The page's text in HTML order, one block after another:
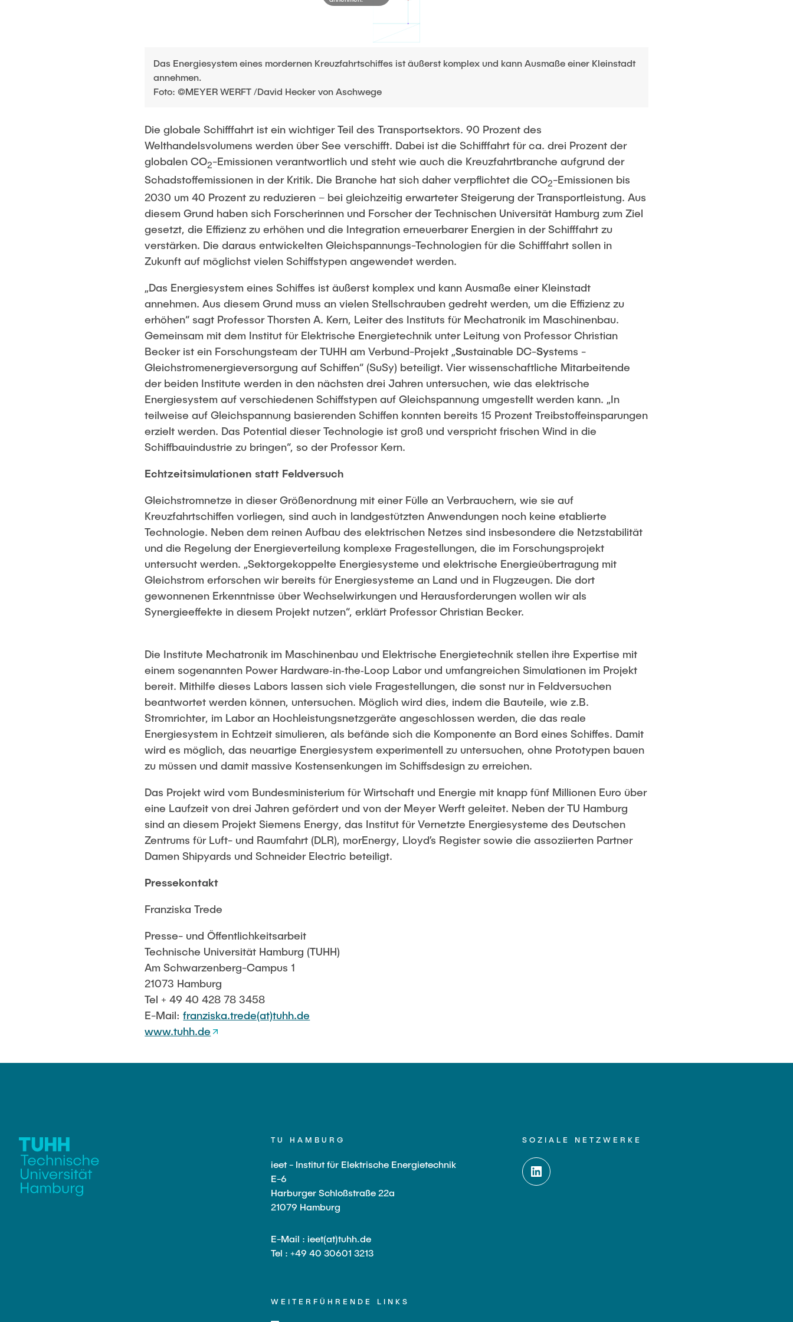
Das Energiesystem eines mordernen Kreuzfahrtschiffes ist äußerst komplex und kann Ausmaße einer Kleinstadt
annehmen.
Foto: ©MEYER WERFT /David Hecker von Aschwege
Die globale Schifffahrt ist ein wichtiger Teil des Transportsektors. 90 Prozent des
Welthandelsvolumens werden über See verschifft. Dabei ist die Schifffahrt für ca. drei Prozent der
globalen CO2-Emissionen verantwortlich und steht wie auch die Kreuzfahrtbranche aufgrund der
Schadstoffemissionen in der Kritik. Die Branche hat sich daher verpflichtet die CO2-Emissionen bis
2030 um 40 Prozent zu reduzieren – bei gleichzeitig erwarteter Steigerung der Transportleistung. Aus
diesem Grund haben sich Forscherinnen und Forscher der Technischen Universität Hamburg zum Ziel
gesetzt, die Effizienz zu erhöhen und die Integration erneuerbarer Energien in der Schifffahrt zu
verstärken. Die daraus entwickelten Gleichspannungs-Technologien für die Schifffahrt sollen in
Zukunft auf möglichst vielen Schiffstypen angewendet werden.
„Das Energiesystem eines Schiffes ist äußerst komplex und kann Ausmaße einer Kleinstadt
annehmen. Aus diesem Grund muss an vielen Stellschrauben gedreht werden, um die Effizienz zu
erhöhen“ sagt Professor Thorsten A. Kern, Leiter des Instituts für Mechatronik im Maschinenbau.
Gemeinsam mit dem Institut für Elektrische Energietechnik unter Leitung von Professor Christian
Becker ist ein Forschungsteam der TUHH am Verbund-Projekt „Sustainable DC-Systems -
Gleichstromenergieversorgung auf Schiffen“ (SuSy) beteiligt. Vier wissenschaftliche Mitarbeitende
der beiden Institute werden in den nächsten drei Jahren untersuchen, wie das elektrische
Energiesystem auf verschiedenen Schiffstypen auf Gleichspannung umgestellt werden kann. „In
teilweise auf Gleichspannung basierenden Schiffen konnten bereits 15 Prozent Treibstoffeinsparungen
erzielt werden. Das Potential dieser Technologie ist groß und verspricht frischen Wind in die
Schiffbauindustrie zu bringen“, so der Professor Kern.
Echtzeitsimulationen statt Feldversuch
Gleichstromnetze in dieser Größenordnung mit einer Fülle an Verbrauchern, wie sie auf
Kreuzfahrtschiffen vorliegen, sind auch in landgestützten Anwendungen noch keine etablierte
Technologie. Neben dem reinen Aufbau des elektrischen Netzes sind insbesondere die Netzstabilität
und die Regelung der Energieverteilung komplexe Fragestellungen, die im Forschungsprojekt
untersucht werden. „Sektorgekoppelte Energiesysteme und elektrische Energieübertragung mit
Gleichstrom erforschen wir bereits für Energiesysteme an Land und in Flugzeugen. Die dort
gewonnenen Erkenntnisse über Wechselwirkungen und Herausforderungen wollen wir als
Synergieeffekte in diesem Projekt nutzen“, erklärt Professor Christian Becker.
Die Institute Mechatronik im Maschinenbau und Elektrische Energietechnik stellen ihre Expertise mit
einem sogenannten Power Hardware‑in‑the‑Loop Labor und umfangreichen Simulationen im Projekt
bereit. Mithilfe dieses Labors lassen sich viele Fragestellungen, die sonst nur in Feldversuchen
beantwortet werden können, untersuchen. Möglich wird dies, indem die Bauteile, wie z.B.
Stromrichter, im Labor an Hochleistungsnetzgeräte angeschlossen werden, die das reale
Energiesystem in Echtzeit simulieren, als befände sich die Komponente an Bord eines Schiffes. Damit
wird es möglich, das neuartige Energiesystem experimentell zu untersuchen, ohne Prototypen bauen
zu müssen und damit massive Kostensenkungen im Schiffsdesign zu erreichen.
Das Projekt wird vom Bundesministerium für Wirtschaft und Energie mit knapp fünf Millionen Euro über
eine Laufzeit von drei Jahren gefördert und von der Meyer Werft geleitet. Neben der TU Hamburg
sind an diesem Projekt Siemens Energy, das Institut für Vernetzte Energiesysteme des Deutschen
Zentrums für Luft- und Raumfahrt (DLR), morEnergy, Lloyd’s Register sowie die assoziierten Partner
Damen Shipyards und Schneider Electric beteiligt.
Pressekontakt
Franziska Trede
Presse- und Öffentlichkeitsarbeit
Technische Universität Hamburg (TUHH)
Am Schwarzenberg-Campus 1
21073 Hamburg
Tel + 49 40 428 78 3458
E-Mail:franziska.trede(at)tuhh.de
www.tuhh.de
TU HAMBURG
ieet - Institut für Elektrische Energietechnik
E-6
Harburger Schloßstraße 22a
21079 Hamburg
E-Mail : ieet(at)tuhh.de
Tel : +49 40 30601 3213
SOZIALE NETZWERKE
WEITERFÜHRENDE LINKS